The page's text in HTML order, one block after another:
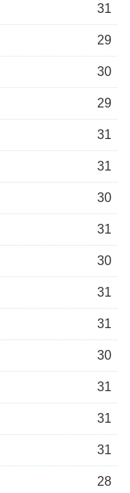
31
29
30
29
31
31
30
31
30
31
31
30
31
31
31
28